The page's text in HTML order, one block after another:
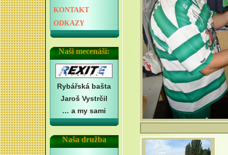
KONTAKT
ODKAZY
Naši mecenáši:
Rybářská bašta
Jaroš Vystrčil
… a my sami
Naša družba